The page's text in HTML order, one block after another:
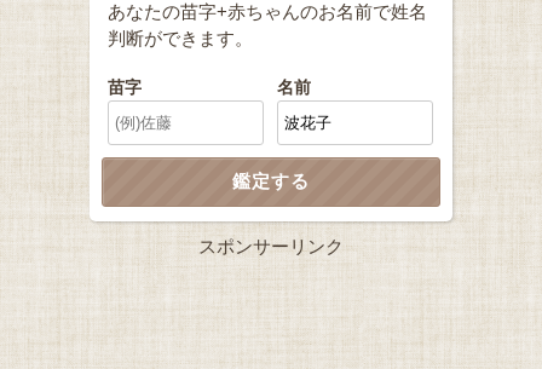
あなたの苗字+赤ちゃんのお名前で姓名
判断ができます。
苗字 名前
スポンサーリンク